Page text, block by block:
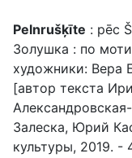
Pelnrušķīte : pēc
Золушка : по
художники: Вера
[автор текста
Залеска, Юрий
культуры, 2019. -